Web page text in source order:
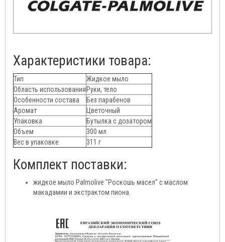
Характеристики товара:
Тип
Жидкое мыло
Область использования Руки, тело
Особенности состава
Без парабенов
Аромат
Цветочный
Упаковка
Бутылка с дозатором
Объем
300 мл
Вес в упаковке
311 г
Комплект поставки:
жидкое мыло Palmolive "Роскошь масел" с маслом
макадамии и экстрактом пиона.